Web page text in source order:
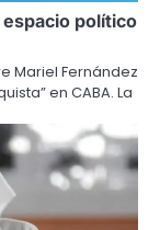
político
Mariel Fernández
en CABA. La